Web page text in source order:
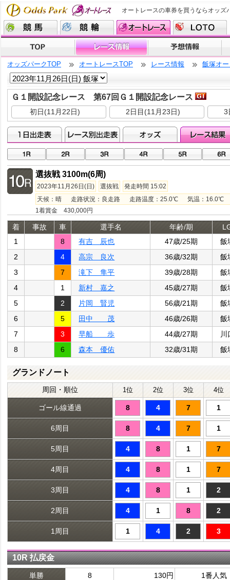
オートレースの車券を買うならオッズ
オッズパークTOP オートレースTOP レース情報 飯塚オ
Ｇ１開設記念レース 第67回Ｇ１開設記念レース
初日(11月22日) 2日目(11月23日) 3
選抜戦 3100m(6周)
2023年11月26日(日) 選抜戦
発走時間 15:02
天候：晴 走路状況：良走路 走路温度：25.0℃ 気温：16.0℃
1着賞金 430,000円
着 事故 車 選手名 年齢/期
1
8 有吉 辰也 47歳/25期
飯
2
4 高宗 良次 36歳/32期
飯
3
7 滝下 隼平 39歳/28期
飯
4
1 新村 嘉之 45歳/27期
飯
5
2 片岡 賢児 56歳/21期
飯
6
5 田中 茂 46歳/26期
飯
7
3 早船 歩 44歳/27期
川
8
6 森本 優佑 32歳/31期 飯
グランドノート
周回・順位 1位 2位 3位 4位
ゴール線通過 8 4 7 1
6周目 8 4 7 1
5周目 4 8 1 7
4周目 4 8 1 7
3周目 4 8 1 2
2周目 4 1 8 2
1周目 1 4 2 3
10R 払戻金
単勝 8 130円 1番人気